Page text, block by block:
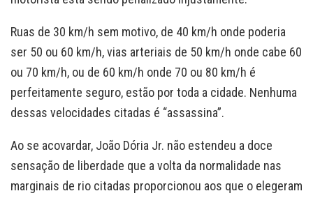
Ruas de 30 km/h sem motivo, de 40 km/h onde poderia
ser 50 ou 60 km/h, vias arteriais de 50 km/h onde cabe 60
ou 70 km/h, ou de 60 km/h onde 70 ou 80 km/h é
perfeitamente seguro, estão por toda a cidade. Nenhuma
dessas velocidades citadas é “assassina”.
Ao se acovardar, João Dória Jr. não estendeu a doce
sensação de liberdade que a volta da normalidade nas
marginais de rio citadas proporcionou aos que o elegeram